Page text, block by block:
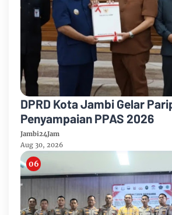
DPRD Kota Jambi Gelar
Penyampaian PPAS 2026
Jambi24Jam
Aug 30, 2026